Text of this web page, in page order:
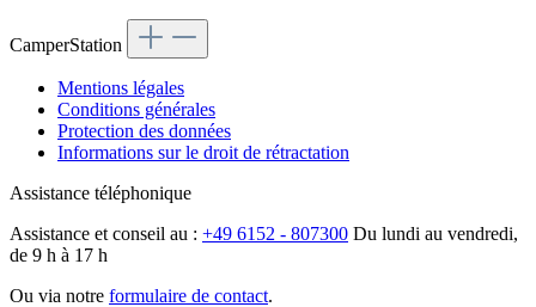
CamperStation
Mentions légales
Conditions générales
Protection des données
Informations sur le droit de rétractation
Assistance téléphonique
Assistance et conseil au : +49 6152 - 807300 Du lundi au vendredi,
de 9 h à 17 h
Ou via notre formulaire de contact.